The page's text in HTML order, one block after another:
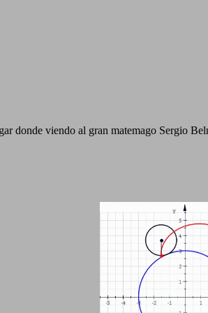
donde viendo al gran matemago Sergio